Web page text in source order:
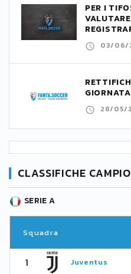
PER I
03/06/
28/05/
CLASSIFICHE
SERIE A
Squadra
1 Juventus